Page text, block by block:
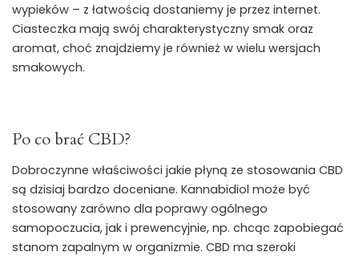
wypieków – z łatwością dostaniemy je przez internet.
Ciasteczka mają swój charakterystyczny smak oraz
aromat, choć znajdziemy je również w wielu wersjach
smakowych.
Po co brać CBD?
Dobroczynne właściwości jakie płyną ze stosowania CBD
są dzisiaj bardzo doceniane. Kannabidiol może być
stosowany zarówno dla poprawy ogólnego
samopoczucia, jak i prewencyjnie, np. chcąc zapobiegać
stanom zapalnym w organizmie. CBD ma szeroki